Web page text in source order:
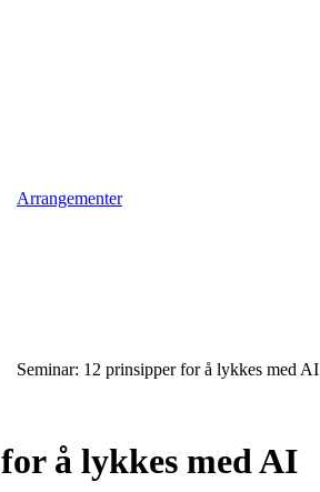
Arrangementer
Seminar: 12 prinsipper for å lykkes med AI
for å lykkes medAI